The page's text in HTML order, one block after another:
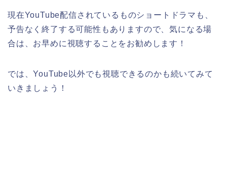
現在YouTube配信されているものショートドラマも、
予告なく終了する可能性もありますので、気になる場
合は、お早めに視聴することをお勧めします！
では、YouTube以外でも視聴できるのかも続いてみて
いきましょう！